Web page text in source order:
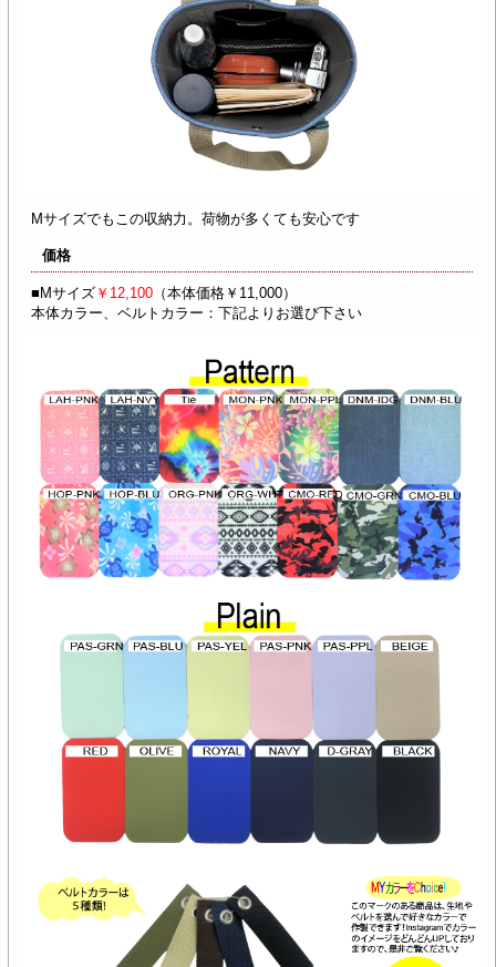
Mサイズでもこの収納力。荷物が多くても安心です
価格
■Mサイズ ￥12,100 （本体価格￥11,000）
本体カラー、ベルトカラー：下記よりお選び下さい